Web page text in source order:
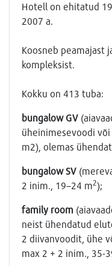
Hotell on ehitatud
2007 a.
Koosneb peamajast
kompleksist.
Kokku on 413 tuba:
bungalow GV
üheinimesevoodi
m2), olemas
bungalow SV
2 inim., 19–24 m2);
family room
neist ühendatud
2 diivanvoodit, ühe
max 2 + 2 inim., 35-